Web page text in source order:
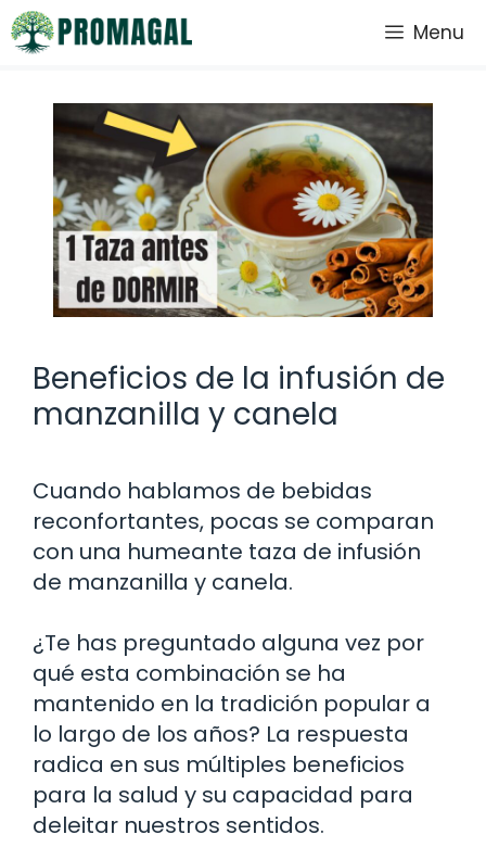
Saltar
al
Menu
Beneficios de la infusión de
manzanilla y canela
Cuando hablamos de bebidas
reconfortantes, pocas se comparan
con una humeante taza de infusión
de manzanilla y canela.
¿Te has preguntado alguna vez por
qué esta combinación se ha
mantenido en la tradición popular a
lo largo de los años? La respuesta
radica en sus múltiples beneficios
para la salud y su capacidad para
deleitar nuestros sentidos.